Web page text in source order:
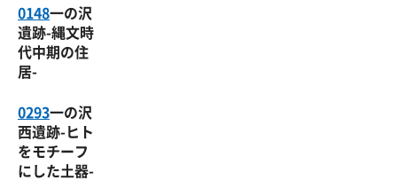
0148一の沢
遺跡-縄文時
代中期の住
居-
0293一の沢
西遺跡-ヒト
をモチーフ
にした土器-